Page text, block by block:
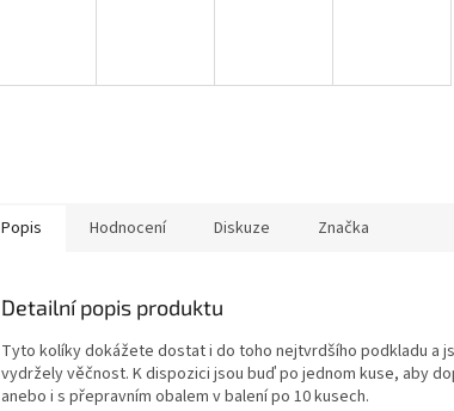
Popis Hodnocení Diskuze Značka
Detailní popis produktu
Tyto kolíky dokážete dostat i do toho nejtvrdšího podkladu a
vydržely věčnost. K dispozici jsou buď po jednom kuse, aby
anebo i s přepravním obalem v balení po 10 kusech.